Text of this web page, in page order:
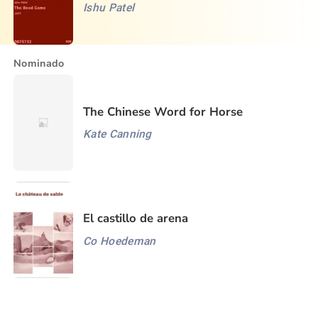
Ishu Patel
Nominado
The Chinese Word for Horse
Kate Canning
El castillo de arena
Co Hoedeman